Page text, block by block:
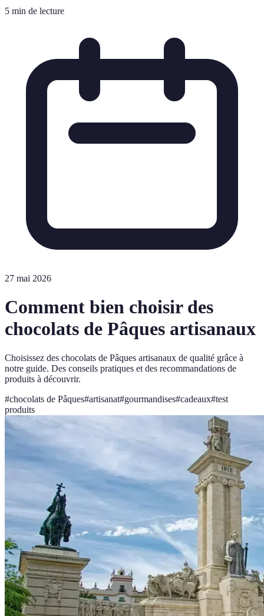
5 min de lecture
27 mai 2026
Comment bien choisir des
chocolats de Pâques artisanaux
Choisissez des chocolats de Pâques artisanaux de qualité grâce à
notre guide. Des conseils pratiques et des recommandations de
produits à découvrir.
#chocolats de Pâques#artisanat#gourmandises#cadeaux#test
produits